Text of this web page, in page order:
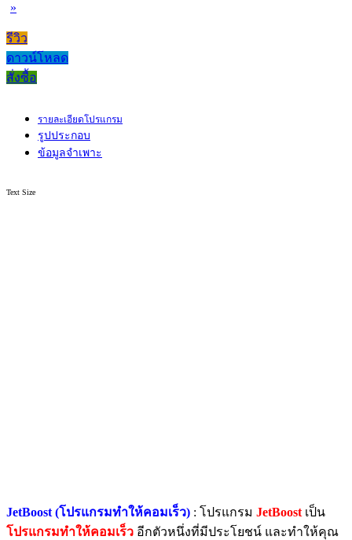
»
รีวิว
ดาวน์โหลด
สั่งซื้อ
รายละเอียดโปรแกรม
รูปประกอบ
ข้อมูลจำเพาะ
Text Size
JetBoost (โปรแกรมทําให้คอมเร็ว) : โปรแกรม JetBoostเป็น
โปรแกรมทำให้คอมเร็ว อีกตัวหนึ่งที่มีประโยชน์ และทำให้คุณ